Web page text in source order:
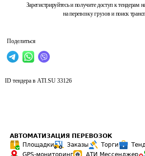
Зарегистрируйтесь и получите доступ к тендерам
на перевозку грузов и поиск
Поделиться
ID тендера в ATI.SU 33126
АВТОМАТИЗАЦИЯ ПЕРЕВОЗОК
Площадки
Заказы Торги
GPS-мониторинг
АТИ Мессенджер